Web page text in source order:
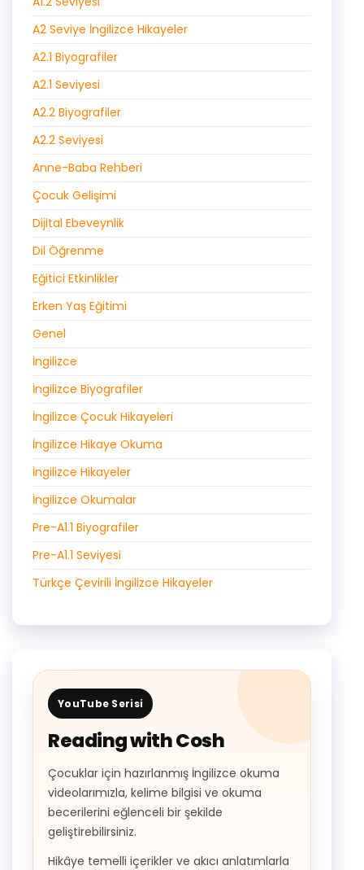
A2 Seviye İngilizce Hikayeler
A2.1 Biyografiler
A2.1 Seviyesi
A2.2 Biyografiler
A2.2 Seviyesi
Anne-Baba Rehberi
Çocuk Gelişimi
Dijital Ebeveynlik
Dil Öğrenme
Eğitici Etkinlikler
Erken Yaş Eğitimi
Genel
İngilizce
İngilizce Biyografiler
İngilizce Çocuk Hikayeleri
İngilizce Hikaye Okuma
İngilizce Hikayeler
İngilizce Okumalar
Pre-A1.1 Biyografiler
Pre-A1.1 Seviyesi
Türkçe Çevirili İngilizce Hikayeler
YouTube Serisi
Reading with Cosh
Çocuklar için hazırlanmış İngilizce okuma
videolarımızla, kelime bilgisi ve okuma
becerilerini eğlenceli bir şekilde
geliştirebilirsiniz.
Hikâye temelli içerikler ve akıcı anlatımlarla